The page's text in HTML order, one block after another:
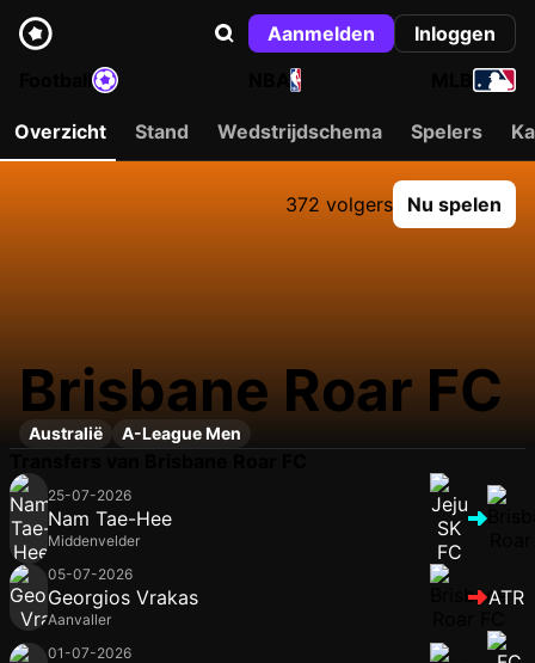
Aanmelden
Inloggen
NBA
Overzicht Stand Wedstrijdschema Spelers
372 volgers Nu spelen
Brisbane Roar FC
Australië A-League Men
25-07-2026
Nam Tae-Hee
Middenvelder
05-07-2026
Georgios Vrakas
Aanvaller
ATR
01-07-2026